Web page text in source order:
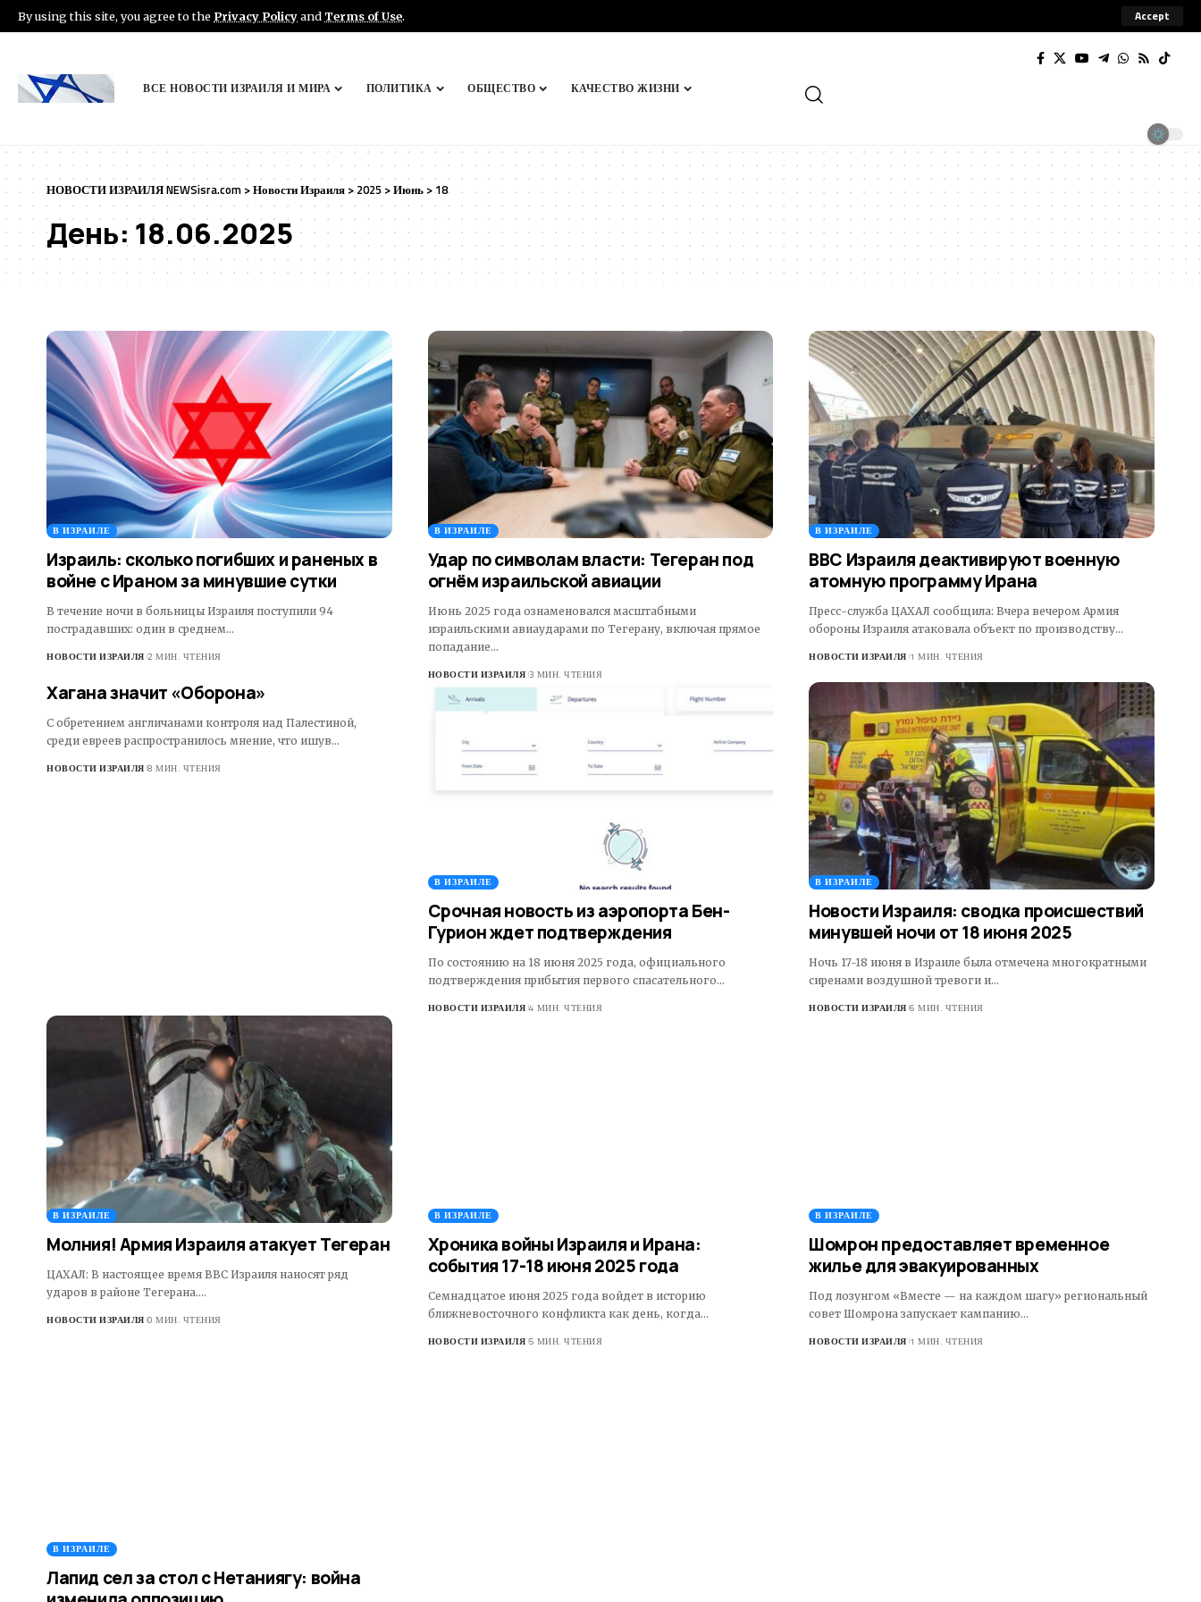
By using this site, you agree to the Privacy Policyand Terms of Use. Accept
ВСЕ НОВОСТИ ИЗРАИЛЯ И МИРА ПОЛИТИКА ОБЩЕСТВО КАЧЕСТВО ЖИЗНИ
НОВОСТИ ИЗРАИЛЯ NEWSisra.com >Новости Израиля >2025>Июнь >18
День: 18.06.2025
В ИЗРАИЛЕ
Израиль: сколько погибших и раненых в
войне с Ираном за минувшие сутки
В течение ночи в больницы Израиля поступили 94
пострадавших: один в среднем…
НОВОСТИ ИЗРАИЛЯ 2 МИН. ЧТЕНИЯ
В ИЗРАИЛЕ
​Удар по символам власти: Тегеран под
огнём израильской авиации
Июнь 2025 года ознаменовался масштабными
израильскими авиаударами по Тегерану, включая прямое
попадание…
НОВОСТИ ИЗРАИЛЯ 3 МИН. ЧТЕНИЯ
В ИЗРАИЛЕ
ВВС Израиля деактивируют военную
атомную программу Ирана
Пресс-служба ЦАХАЛ сообщила: Вчера вечером Армия
обороны Израиля атаковала объект по производству…
НОВОСТИ ИЗРАИЛЯ 1 МИН. ЧТЕНИЯ
Хагана значит «Оборона»
С обретением англичанами контроля над Палестиной,
среди евреев распространилось мнение, что ишув…
НОВОСТИ ИЗРАИЛЯ 8 МИН. ЧТЕНИЯ
В ИЗРАИЛЕ
Срочная новость из аэропорта Бен-
Гурион ждет подтверждения
По состоянию на 18 июня 2025 года, официального
подтверждения прибытия первого спасательного…
НОВОСТИ ИЗРАИЛЯ 4 МИН. ЧТЕНИЯ
В ИЗРАИЛЕ
Новости Израиля: сводка происшествий
минувшей ночи от 18 июня 2025
Ночь 17-18 июня в Израиле была отмечена многократными
сиренами воздушной тревоги и…
НОВОСТИ ИЗРАИЛЯ 6 МИН. ЧТЕНИЯ
В ИЗРАИЛЕ
Молния! Армия Израиля атакует Тегеран
ЦАХАЛ: В настоящее время ВВС Израиля наносят ряд
ударов в районе Тегерана.…
НОВОСТИ ИЗРАИЛЯ 0 МИН. ЧТЕНИЯ
В ИЗРАИЛЕ
Хроника войны Израиля и Ирана:
события 17-18 июня 2025 года
Семнадцатое июня 2025 года войдет в историю
ближневосточного конфликта как день, когда…
НОВОСТИ ИЗРАИЛЯ 5 МИН. ЧТЕНИЯ
В ИЗРАИЛЕ
Шомрон предоставляет временное
жилье для эвакуированных
Под лозунгом «Вместе — на каждом шагу» региональный
совет Шомрона запускает кампанию…
НОВОСТИ ИЗРАИЛЯ 1 МИН. ЧТЕНИЯ
В ИЗРАИЛЕ
Лапид сел за стол с Нетаниягу: война